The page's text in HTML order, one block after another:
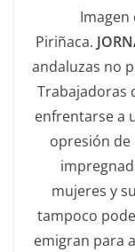
Imagen
Piriñaca.
andaluzas no
Trabajadoras
enfrentarse a
opresión
mujeres y
tampoco
emigran para